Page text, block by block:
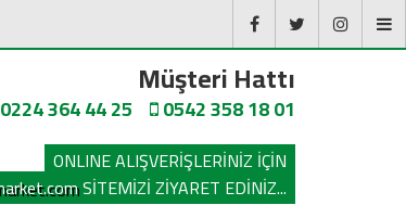
Müşteri Hattı
364 44 25 0542 358 18 01
ONLINE ALIŞVERİŞLERİNİZ İÇİN
SİTEMİZİ ZİYARET EDİNİZ...